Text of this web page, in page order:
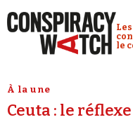
le
À la une
Ceuta : le